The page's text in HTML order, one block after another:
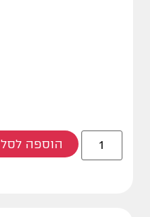
הוספה לסל